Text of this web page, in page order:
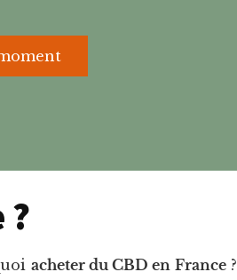
?
acheter du CBD en France?